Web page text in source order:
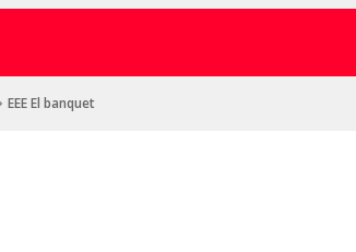
EEE El banquet